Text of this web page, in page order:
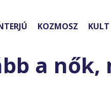
KOZMOSZ KULT
a